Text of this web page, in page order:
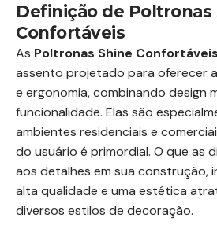
Definição de Poltronas
Confortáveis
As Poltronas Shine Confortáveis
assento projetado para oferecer
e ergonomia, combinando design
funcionalidade. Elas são
ambientes residenciais e
do usuário é primordial. O que as
aos detalhes em sua construção,
alta qualidade e uma estética
diversos estilos de decoração.